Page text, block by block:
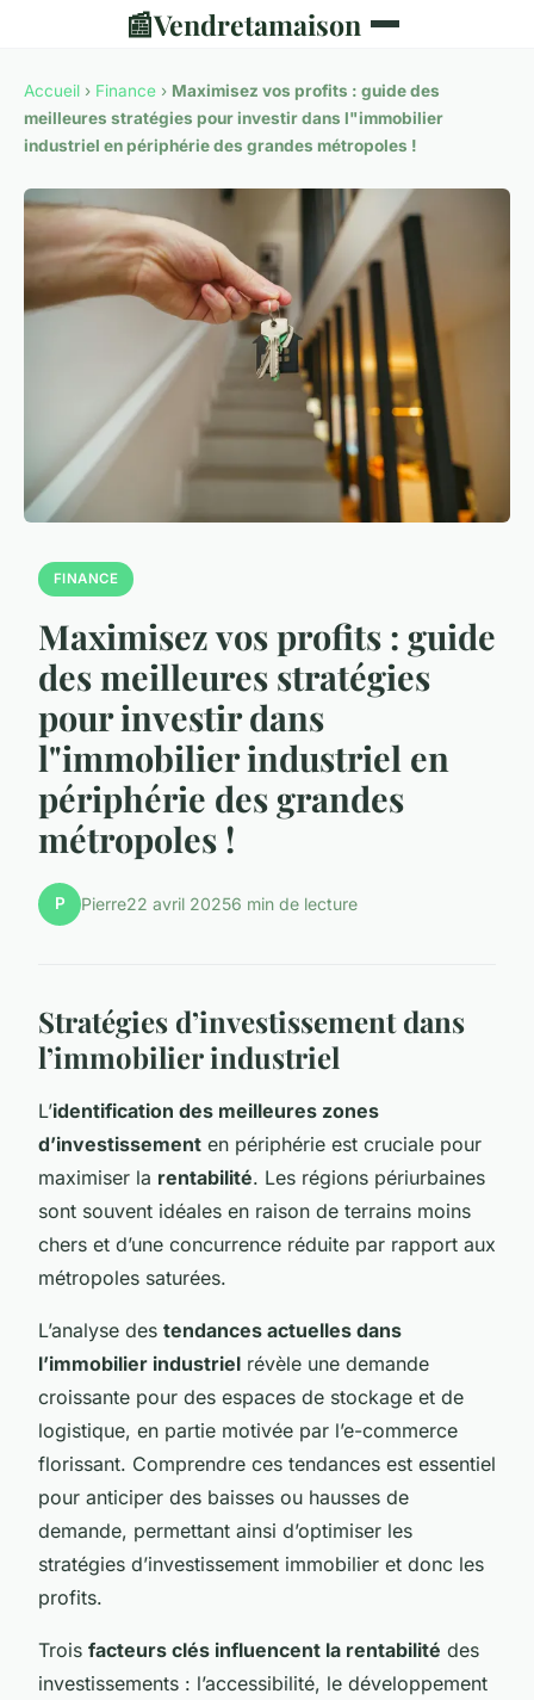
📰Vendretamaison
Accueil › Finance › Maximisez vos profits : guide des
meilleures stratégies pour investir dans l"immobilier
industriel en périphérie des grandes métropoles !
FINANCE
Maximisez vos profits : guide
des meilleures stratégies
pour investir dans
l"immobilier industriel en
périphérie des grandes
métropoles !
P Pierre22 avril 20256 min de lecture
Stratégies d’investissement dans
l’immobilier industriel
L’identification des meilleures zones
d’investissement en périphérie est cruciale pour
maximiser la rentabilité. Les régions périurbaines
sont souvent idéales en raison de terrains moins
chers et d’une concurrence réduite par rapport aux
métropoles saturées.
L’analyse des tendances actuelles dans
l’immobilier industriel révèle une demande
croissante pour des espaces de stockage et de
logistique, en partie motivée par l’e-commerce
florissant. Comprendre ces tendances est essentiel
pour anticiper des baisses ou hausses de
demande, permettant ainsi d’optimiser les
stratégies d’investissement immobilier et donc les
profits.
Trois facteurs clés influencent la rentabilité des
investissements : l’accessibilité, le développement